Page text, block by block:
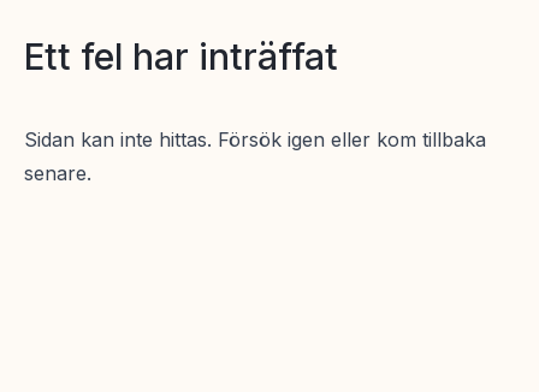
Ett fel har inträffat
Sidan kan inte hittas. Försök igen eller kom tillbaka
senare.